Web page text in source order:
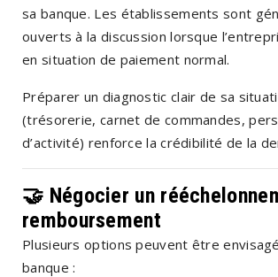
sa banque. Les établissements sont
ouverts à la discussion lorsque
en situation de paiement normal.
Préparer un diagnostic clair de sa
(trésorerie, carnet de commandes,
d’activité) renforce la crédibilité de la
🤝 Négocier un
remboursement
Plusieurs options peuvent être
banque :